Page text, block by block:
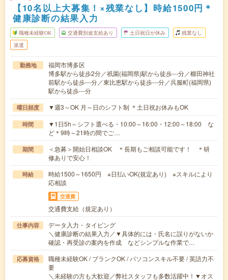
【10名以上大募集！×残業なし】時給1500円＊
健康診断の結果入力
職種未経験OK 交通費別途支給あり 土日祝日が休み 残業なし
派遣
勤務地
福岡市博多区
博多駅から徒歩2分／祇園(福岡県)駅から徒歩---分／櫛田神社
前駅から徒歩---分／東比恵駅から徒歩---分／呉服町(福岡県)
駅から徒歩---分
曜日頻度 ▼週3～OK 月～日のシフト制 ＊土日祝お休みもOK
時間
▼1日5h～シフト選べる・10:00～16:00・12:00～18:00 な
ど＊9時～21時の間でご…
期間
＜急募＞開始日相談OK ＊長期もご相談可能です！ ＊研
修ありで安心！
時給
時給1500～1650円 ※日払いOK(規定あり) ※スキルにより
応相談
交通費
交通費支給（規定あり）
仕事内容
データ入力・タイピング
＼健康診断の結果入力／▼具体的には・氏名に誤りがないか
確認・再受診の案内を作成 などシンプルな作業で…
応募資格
職種未経験OK / ブランクOK / パソコンスキル不要 / 英語力不
要
＼未経験の方も大歓迎／弊社スタッフも多数活躍中！▼オス